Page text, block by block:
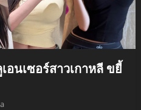
อนเซอร์สาวเกาหลี ขยี้